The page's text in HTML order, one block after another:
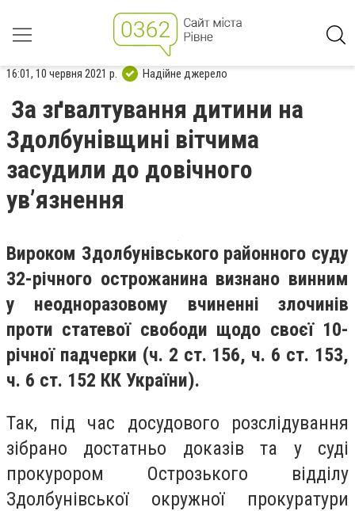
16:01, 10 червня 2021 р. Надійне джерело
За зґвалтування дитини на
Здолбунівщині вітчима
засудили до довічного
ув’язнення
Вироком Здолбунівського районного суду
32-річного острожанина визнано винним
у неодноразовому вчиненні злочинів
проти статевої свободи щодо своєї 10-
річної падчерки (ч. 2 ст. 156, ч. 6 ст. 153,
ч. 6 ст. 152 КК України).
Так, під час досудового розслідування
зібрано достатньо доказів та у суді
прокурором Острозького відділу
Здолбунівської окружної прокуратури